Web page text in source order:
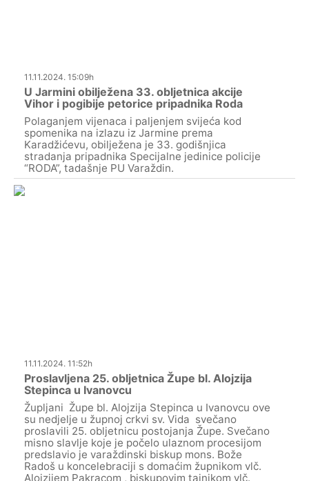
11.11.2024. 15:09h
U Jarmini obilježena 33. obljetnica akcije
Vihor i pogibije petorice pripadnika Roda
Polaganjem vijenaca i paljenjem svijeća kod
spomenika na izlazu iz Jarmine prema
Karadžićevu, obilježena je 33. godišnjica
stradanja pripadnika Specijalne jedinice policije
“RODA”, tadašnje PU Varaždin.
11.11.2024. 11:52h
Proslavljena 25. obljetnica Župe bl. Alojzija
Stepinca u Ivanovcu
Župljani Župe bl. Alojzija Stepinca u Ivanovcu ove
su nedjelje u župnoj crkvi sv. Vida svečano
proslavili 25. obljetnicu postojanja Župe. Svečano
misno slavlje koje je počelo ulaznom procesijom
predslavio je varaždinski biskup mons. Bože
Radoš u koncelebraciji s domaćim župnikom vlč.
Alojzijem Pakracom , biskupovim tajnikom vlč.